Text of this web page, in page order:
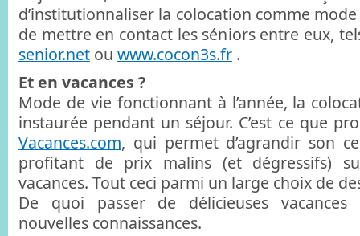
d’institutionnaliser la colocation comme
de mettre en contact les séniors entre eux,
senior.net ou www.cocon3s.fr .
Et en vacances ?
Mode de vie fonctionnant à l’année, la
instaurée pendant un séjour. C’est ce que
Vacances.com, qui permet d’agrandir son
profitant de prix malins (et dégressifs)
vacances. Tout ceci parmi un large choix de
De quoi passer de délicieuses
nouvelles connaissances.